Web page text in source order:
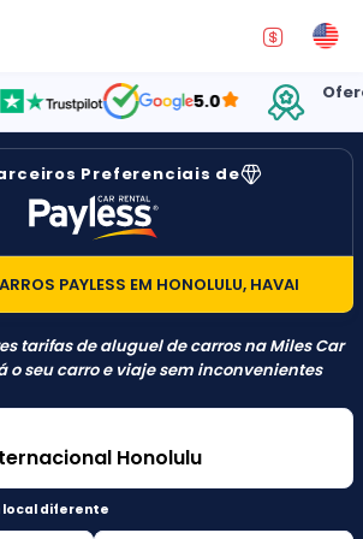
5.0
Preferenciais de
PAYLESS EM HONOLULU, HAVAI
tarifas de aluguel de carros na Miles Car
o seu carro e viaje sem inconvenientes
local diferente